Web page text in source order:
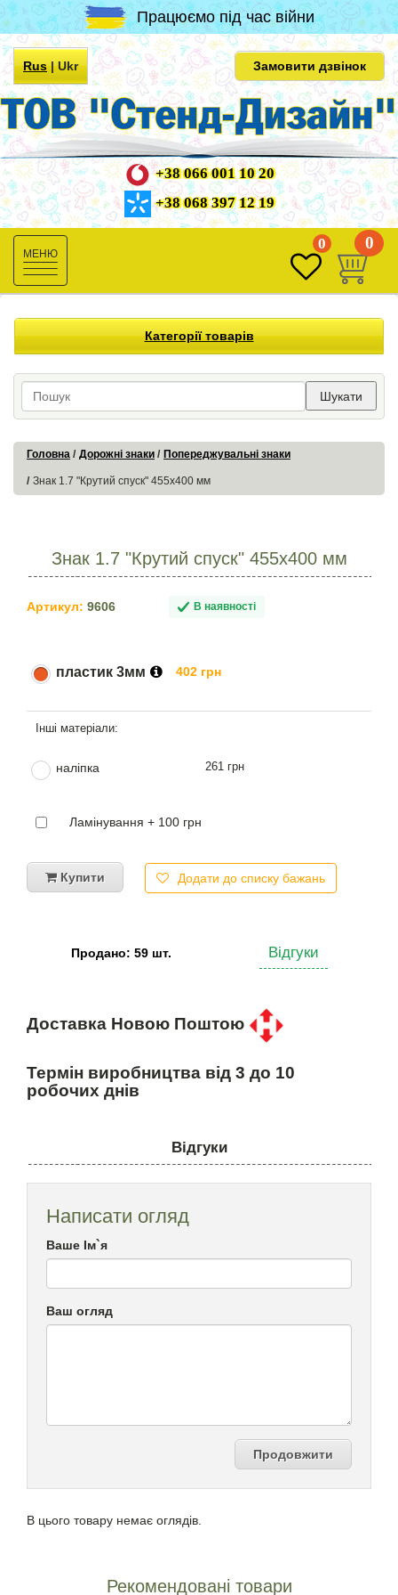
Працюємо під час війни
Rus|Ukr Замовити дзвінок
+38 066 001 10 20
+38 068 397 12 19
Toggle
navigation
0 0
Категорії товарів
Шукати
Головна Дорожні знаки Попереджувальні знаки
Знак 1.7 "Крутий спуск" 455х400 мм
Знак 1.7 "Крутий спуск" 455х400 мм
Артикул: 9606 В наявності
пластик 3мм 402 грн
наліпка 261 грн
Ламінування + 100 грн
Купити Додати до списку бажань
Продано: 59 шт. Відгуки
Доставка Новою Поштою
Термін виробництва від 3 до 10
робочих днів
Відгуки
Написати огляд
Ваше Ім`я
Ваш огляд
Продовжити
В цього товару немає оглядів.
Рекомендовані товари